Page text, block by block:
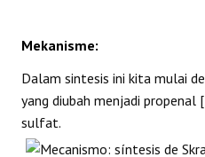
Mekanisme:
Dalam sintesis ini kita mulai
yang diubah menjadi propenal
sulfat.